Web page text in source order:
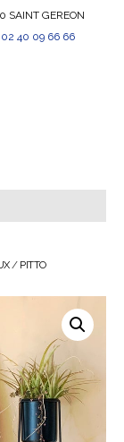
SAINT GEREON
02 40 09 66 66
/ PITTO